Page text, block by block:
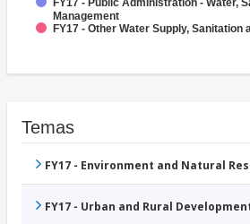
FY17 - Public Administration - Water,
Management
FY17 - Other Water Supply, Sanitation
Temas
FY17 - Environment and Natural
FY17 - Urban and Rural